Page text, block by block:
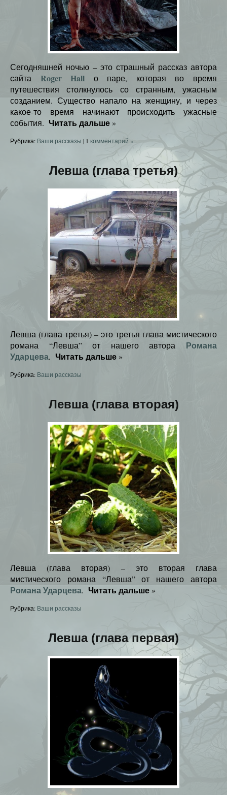
Сегодняшней ночью – это страшный рассказ автора
сайта Roger Hall о паре, которая во время
путешествия столкнулось со странным, ужасным
созданием. Существо напало на женщину, и через
какое-то время начинают происходить ужасные
события. Читать дальше »
Рубрика: Ваши рассказы | 1 комментарий »
Левша (глава третья)
Левша (глава третья) – это третья глава мистического
романа “Левша” от нашего автора Романа
Ударцева. Читать дальше »
Рубрика: Ваши рассказы
Левша (глава вторая)
Левша (глава вторая) – это вторая глава
мистического романа “Левша” от нашего автора
Романа Ударцева. Читать дальше »
Рубрика: Ваши рассказы
Левша (глава первая)